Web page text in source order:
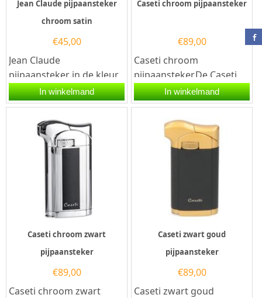
Jean Claude pijpaansteker
chroom satin
€45,00
Jean Claude
pijpaansteker in de kleur
chroom satin met een
eenvoudige bediening via
In winkelmand
Caseti chroom pijpaansteker
€89,00
Caseti chroom
pijpaansteker.De Caseti
chroom pijpaansteker is
chroom afgewerkt. Deze
aansteker...
In winkelmand
Caseti chroom zwart
pijpaansteker
€89,00
Caseti chroom zwart
Caseti zwart goud
pijpaansteker
€89,00
Caseti zwart goud